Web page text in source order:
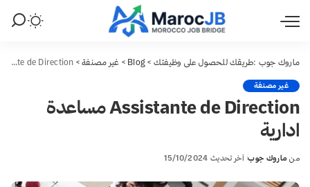
ماروك جوب :طريقك للحصول على وظيفتك >
Blog
> غير مصنفة> Assistante de Direction مساعدة ادارية
غير مصنفة
Assistante de Direction مساعدة
ادارية
Posted
من ماروك جوب آخر تحديث 15/10/2024